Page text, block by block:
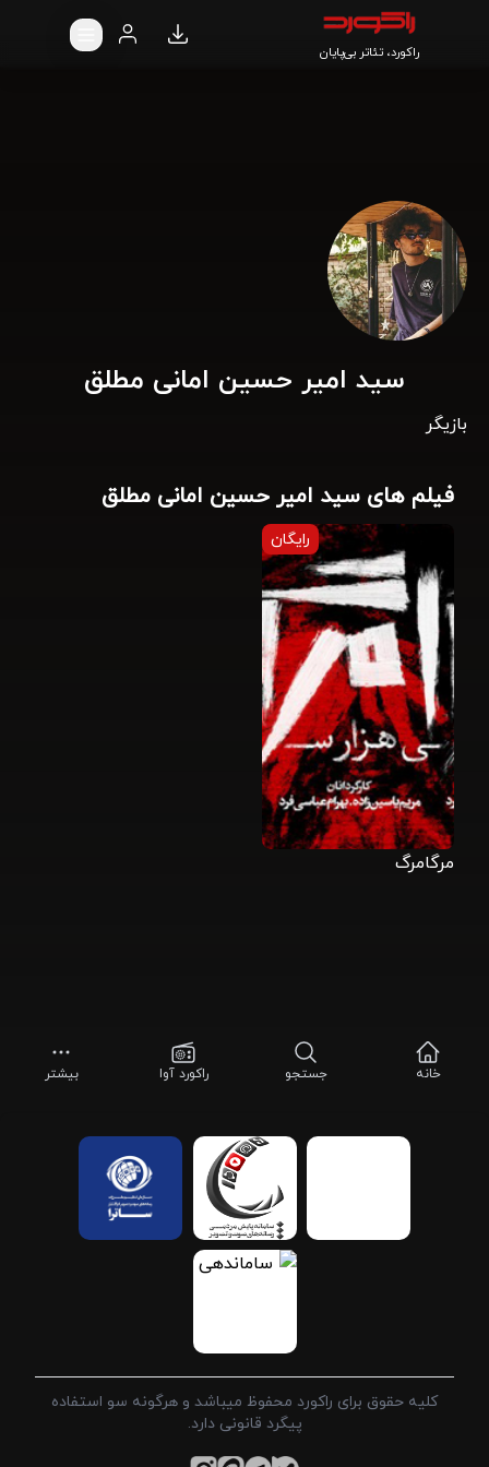
راکورد، تئاتر بی‌پایان
سید امیر حسین امانی مطلق
بازیگر
فیلم های سید امیر حسین امانی مطلق
رایگان
مرگامرگ
خانه جستجو راکورد آوا بیشتر
کلیه حقوق برای راکورد محفوظ میباشد و هرگونه سو استفاده
پیگرد قانونی دارد.